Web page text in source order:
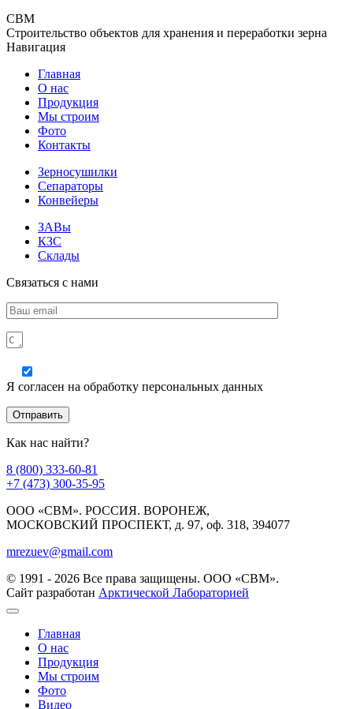
СВМ
Строительство объектов для хранения и переработки зерна
Навигация
Главная
О нас
Продукция
Мы строим
Фото
Контакты
Зерносушилки
Сепараторы
Конвейеры
ЗАВы
КЗС
Склады
Связаться с нами
Я согласен на обработку персональных данных
Как нас найти?
8 (800) 333-60-81
+7 (473) 300-35-95
ООО «СВМ». РОССИЯ. ВОРОНЕЖ,
МОСКОВСКИЙ ПРОСПЕКТ, д. 97, оф. 318, 394077
mrezuev@gmail.com
© 1991 - 2026 Все права защищены. ООО «СВМ».
Сайт разработан Арктической Лабораторией
Главная
О нас
Продукция
Мы строим
Фото
Видео